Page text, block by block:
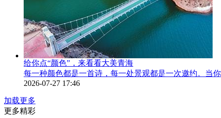
给你点“颜色”，来看看大美青海
每一种颜色都是一首诗，每一处景观都是一次邀约。当
2026-07-27 17:46
加载更多
更多精彩